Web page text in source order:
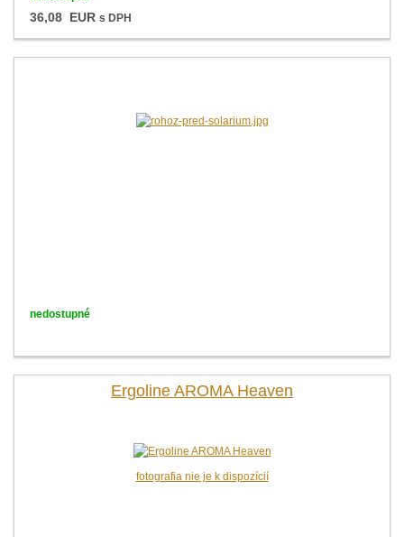
36,08 EUR s DPH
nedostupné
Ergoline AROMA Heaven
fotografia nie je k dispozícií